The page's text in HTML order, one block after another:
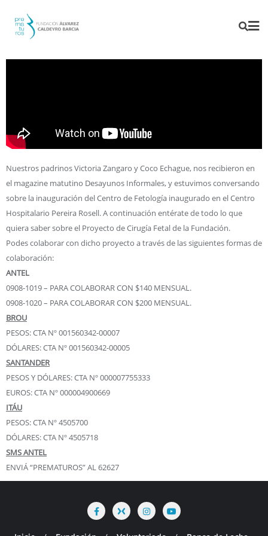
Nuestros padrinos Victoria Zangaro y Coco Echague, nos recibieron en
el magazine matutino Desayunos Informales, y estuvimos conversando
sobre la inauguración del Centro de Fetología inaugurado en el Centro
Hospitalario Pereira Rosell. A continuación entérate de todo lo que
quiera saber sobre el Proyecto de Cirugía Fetal de la Fundación.
Podes colaborar con dicho proyecto a través de las siguientes formas de
colaboración:
ANTEL
0908-1019 – PARA COLABORAR CON $140 MENSUAL.
0908-1020 – PARA COLABORAR CON $200 MENSUAL.
BROU
PESOS: CTA Nº 001560342-00007
DÓLARES: CTA Nº 001560342-00005
SANTANDER
PESOS Y DÓLARES: CTA Nº 000007755333
EUROS: CTA Nº 000004900669
ITÁU
PESOS: CTA Nº 4505700
DÓLARES: CTA Nº 4505718
SMS ANTEL
ENVIÁ “PREMATUROS” AL 62627